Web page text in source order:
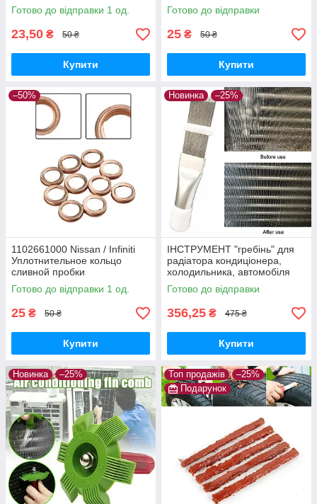
Готово до відправки 1 од.
23,50 ₴ 50 ₴
Купити
Готово до відправки
25 ₴ 50 ₴
Купити
–50%
1102661000 Nissan / Infiniti
Уплотнительное кольцо
сливной пробки
Готово до відправки 1 од.
25 ₴ 50 ₴
Купити
Новинка –25%
ІНСТРУМЕНТ "гребінь" для
радіатора кондиціонера,
холодильника, автомобіля
(очищення, ремонт)
Готово до відправки
356,25 ₴ 475 ₴
Купити
Новинка –25% Топ продажів
–25%
Подарунок